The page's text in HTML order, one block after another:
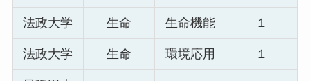
法政大学 生命 生命機能 １
法政大学 生命 環境応用 １